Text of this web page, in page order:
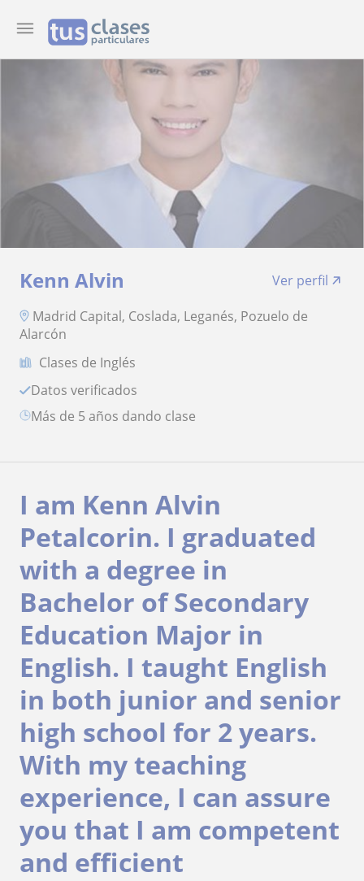
Kenn Alvin
Ver perfil
Madrid Capital, Coslada, Leganés, Pozuelo de
Alarcón
Clases de Inglés
Datos verificados
más de 5 años dando clase
I am Kenn Alvin
Petalcorin. I graduated
with a degree in
Bachelor of Secondary
Education Major in
English. I taught English
in both junior and senior
high school for 2 years.
With my teaching
experience, I can assure
you that I am competent
and efficient